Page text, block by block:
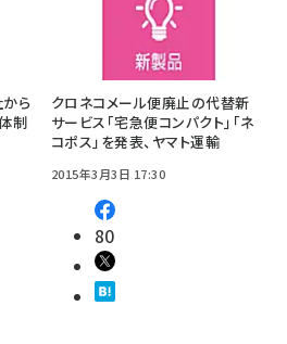
ら
制
クロネコメール便廃止の代替新
サービス「宅急便コンパクト」「ネ
コポス」を発表、ヤマト運輸
2015年3月3日 17:30
80